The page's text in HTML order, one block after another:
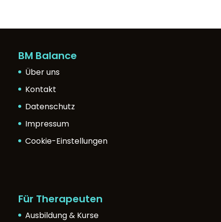
BM Balance
Über uns
Kontakt
Datenschutz
Impressum
Cookie-Einstellungen
Für Therapeuten
Ausbildung & Kurse